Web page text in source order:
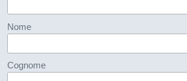
Nome
Cognome